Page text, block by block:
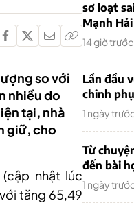
so với
nhiều do
tại, nhà
giữ, cho
nhật lúc
tăng 65,49
sơ loạt
Mạnh
14 giờ trước
Lần đầu
chinh
1 ngày
Từ
đến bài
1 ngày